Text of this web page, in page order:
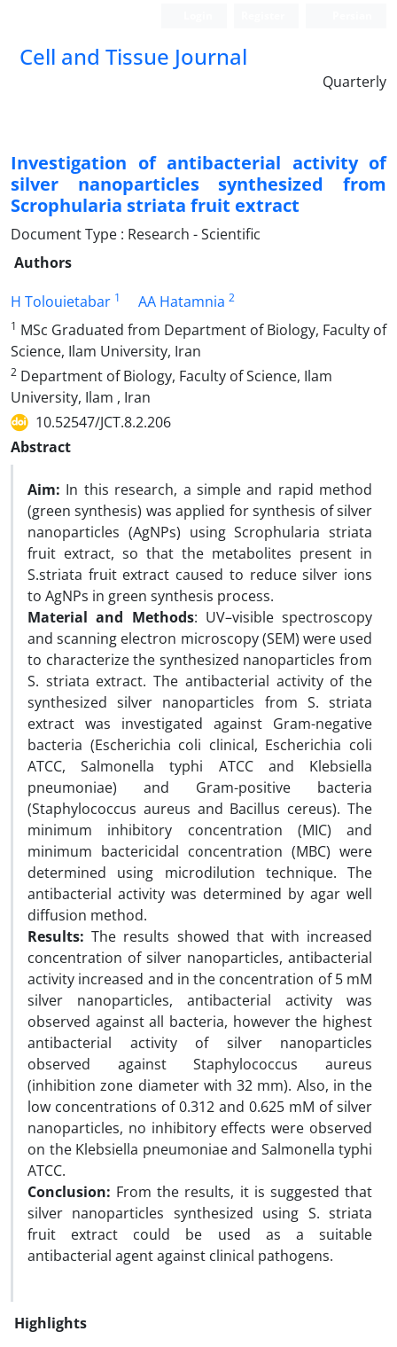
Cell and Tissue Journal
Quarterly
Investigation of antibacterial activity of
silver nanoparticles synthesized from
Scrophularia striata fruit extract
Document Type : Research - Scientific
Authors
H Tolouietabar 1 AA Hatamnia 2
1 MSc Graduated from Department of Biology, Faculty of
Science, Ilam University, Iran
2 Department of Biology, Faculty of Science, Ilam
University, Ilam , Iran
10.52547/JCT.8.2.206
Abstract
Aim: In this research, a simple and rapid method
(green synthesis) was applied for synthesis of silver
nanoparticles (AgNPs) using Scrophularia striata
fruit extract, so that the metabolites present in
S.striata fruit extract caused to reduce silver ions
to AgNPs in green synthesis process.
Material and Methods: UV–visible spectroscopy
and scanning electron microscopy (SEM) were used
to characterize the synthesized nanoparticles from
S. striata extract. The antibacterial activity of the
synthesized silver nanoparticles from S. striata
extract was investigated against Gram-negative
bacteria (Escherichia coli clinical, Escherichia coli
ATCC, Salmonella typhi ATCC and Klebsiella
pneumoniae) and Gram-positive bacteria
(Staphylococcus aureus and Bacillus cereus). The
minimum inhibitory concentration (MIC) and
minimum bactericidal concentration (MBC) were
determined using microdilution technique. The
antibacterial activity was determined by agar well
diffusion method.
Results:The results showed that with increased
concentration of silver nanoparticles, antibacterial
activity increased and in the concentration of 5 mM
silver nanoparticles, antibacterial activity was
observed against all bacteria, however the highest
antibacterial activity of silver nanoparticles
observed against Staphylococcus aureus
(inhibition zone diameter with 32 mm). Also, in the
low concentrations of 0.312 and 0.625 mM of silver
nanoparticles, no inhibitory effects were observed
on the Klebsiella pneumoniae and Salmonella typhi
ATCC.
Conclusion: From the results, it is suggested that
silver nanoparticles synthesized using S. striata
fruit extract could be used as a suitable
antibacterial agent against clinical pathogens.
Highlights